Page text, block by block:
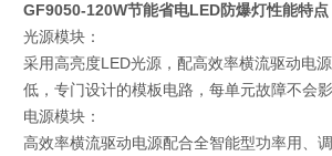
GF9050-120W节能省电LED防爆灯性能特点
光源模块：
采用高亮度LED光源，配高效率横流驱动电
低，专门设计的模板电路，每单元故障不会
电源模块：
高效率横流驱动电源配合全智能型功率用、